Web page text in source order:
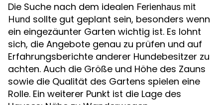
Die Suche nach dem idealen Ferienhaus mit
Hund sollte gut geplant sein, besonders wenn
ein eingezäunter Garten wichtig ist. Es lohnt
sich, die Angebote genau zu prüfen und auf
Erfahrungsberichte anderer Hundebesitzer zu
achten. Auch die Größe und Höhe des Zauns
sowie die Qualität des Gartens spielen eine
Rolle. Ein weiterer Punkt ist die Lage des